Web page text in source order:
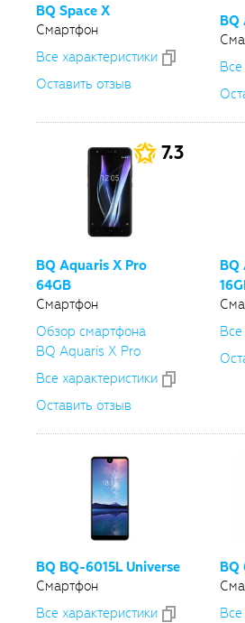
BQ Space X
Смартфон
Все xарактеристики
Оставить отзыв
BQ
Все
7.3
BQ Aquaris X Pro
64GB
Смартфон
Обзор смартфона
BQ Aquaris X Pro
Все xарактеристики
Оставить отзыв
BQ
Все
BQ BQ-6015LUniverse
Смартфон
Все xарактеристики
BQ
Все